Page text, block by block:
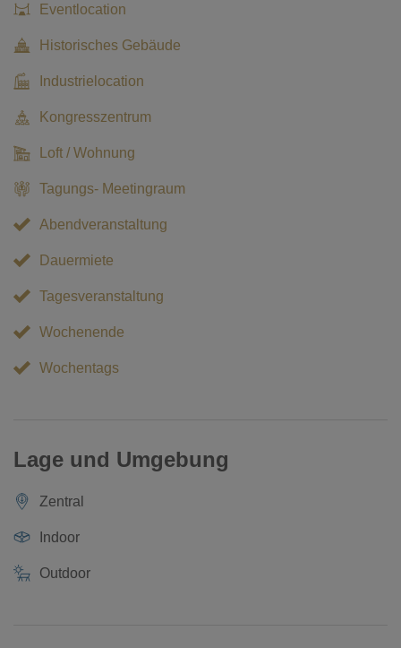
Eventlocation
Historisches Gebäude
Industrielocation
Kongresszentrum
Loft / Wohnung
Tagungs- Meetingraum
Abendveranstaltung
Dauermiete
Tagesveranstaltung
Wochenende
Wochentags
Lage und Umgebung
Zentral
Indoor
Outdoor